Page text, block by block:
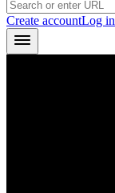
Create accountLog in